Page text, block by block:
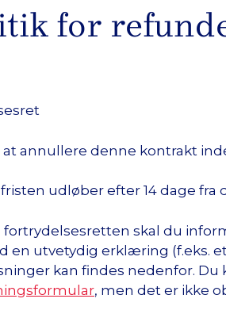
for
annullere denne kontrakt
udløber efter 14 dage fra
fortrydelsesretten skal du
en utvetydig erklæring (f.eks.
kan findes nedenfor.
, men det er ikke